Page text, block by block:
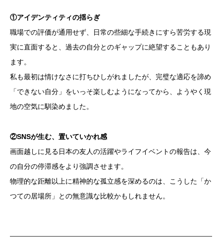
①アイデンティティの揺らぎ
職場での評価が通用せず、日常の些細な手続きにすら苦労する現
実に直面すると、過去の自分とのギャップに絶望することもあり
ます。
私も最初は情けなさに打ちひしがれましたが、完璧な適応を諦め
「できない自分」をいっそ楽しむようになってから、ようやく現
地の空気に馴染めました。
②SNSが生む、置いていかれ感
画面越しに見る日本の友人の活躍やライフイベントの報告は、今
の自分の停滞感をより強調させます。
物理的な距離以上に精神的な孤立感を深めるのは、こうした「か
つての居場所」との無意識な比較かもしれません。